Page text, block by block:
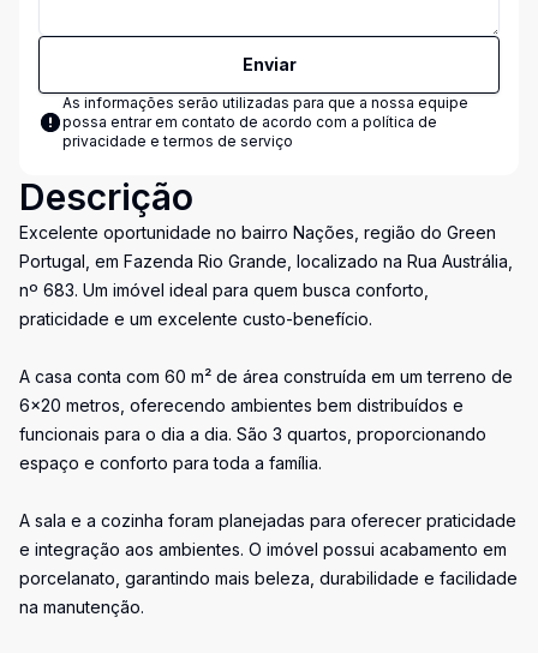
Enviar
As informações serão utilizadas para que a nossa equipe
possa entrar em contato de acordo com a política de
privacidade e termos de serviço
Descrição
Excelente oportunidade no bairro Nações, região do Green
Portugal, em Fazenda Rio Grande, localizado na Rua Austrália,
nº 683. Um imóvel ideal para quem busca conforto,
praticidade e um excelente custo-benefício.
A casa conta com 60 m² de área construída em um terreno de
6x20 metros, oferecendo ambientes bem distribuídos e
funcionais para o dia a dia. São 3 quartos, proporcionando
espaço e conforto para toda a família.
A sala e a cozinha foram planejadas para oferecer praticidade
e integração aos ambientes. O imóvel possui acabamento em
porcelanato, garantindo mais beleza, durabilidade e facilidade
na manutenção.